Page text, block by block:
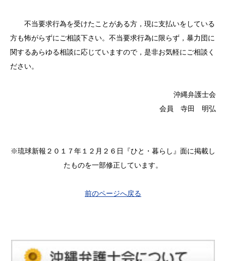
不当要求行為を受けたことがある方，現に支払いをしている
方も怖がらずにご相談下さい。不当要求行為に限らず，暴力団に
関するあらゆる相談に応じていますので，是非お気軽にご相談く
ださい。
沖縄弁護士会
会員 寺田 明弘
※琉球新報２０１７年１２月２６日『ひと・暮らし』面に掲載し
たものを一部修正しています。
前のページへ戻る